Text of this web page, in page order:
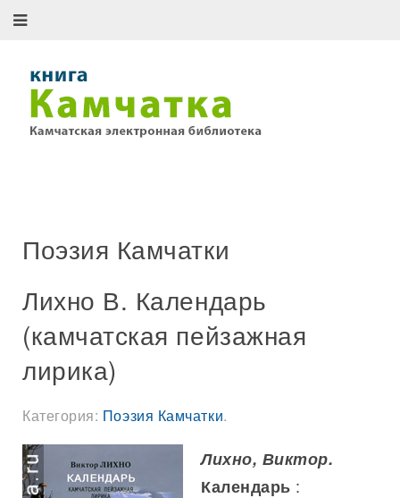
Поэзия Камчатки
Лихно В. Календарь
(камчатская пейзажная
лирика)
Категория: Поэзия Камчатки.
Лихно, Виктор.
Календарь :